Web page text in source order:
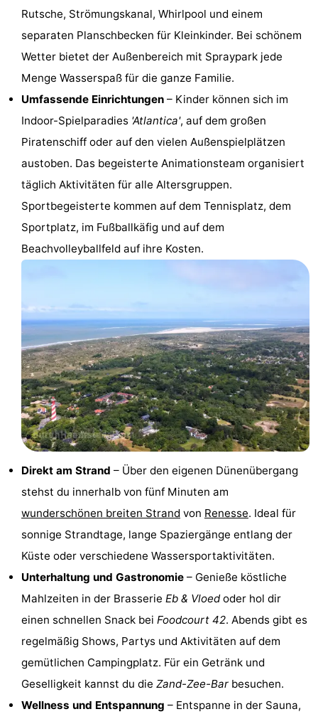
tun
Museen
Denkmäler
Kirchen
Mühlen
Aussichtspunkte
Attraktionen
Rundfahrten
Spielplätze
Bowling
Minigolfplätze
Wellness-
Zentren
Dörfer
Natur
Sport
Schwimmbader
Wandern
Reiten
Golfplatze
Rutsche, Strömungskanal, Whirlpool und einem
separaten Planschbecken für Kleinkinder. Bei schönem
Wetter bietet der Außenbereich mit Spraypark jede
Menge Wasserspaß für die ganze Familie.
Umfassende Einrichtungen – Kinder können sich im
Indoor-Spielparadies 'Atlantica', auf dem großen
Piratenschiff oder auf den vielen Außenspielplätzen
austoben. Das begeisterte Animationsteam organisiert
täglich Aktivitäten für alle Altersgruppen.
Sportbegeisterte kommen auf dem Tennisplatz, dem
Sportplatz, im Fußballkäfig und auf dem
Beachvolleyballfeld auf ihre Kosten.
Direkt am Strand – Über den eigenen Dünenübergang
stehst du innerhalb von fünf Minuten am
wunderschönen breiten Strand von Renesse. Ideal für
sonnige Strandtage, lange Spaziergänge entlang der
Küste oder verschiedene Wassersportaktivitäten.
Unterhaltung und Gastronomie – Genieße köstliche
Mahlzeiten in der Brasserie Eb & Vloedoder hol dir
einen schnellen Snack bei Foodcourt 42. Abends gibt es
regelmäßig Shows, Partys und Aktivitäten auf dem
gemütlichen Campingplatz. Für ein Getränk und
Geselligkeit kannst du die Zand-Zee-Bar besuchen.
Wellness und Entspannung – Entspanne in der Sauna,